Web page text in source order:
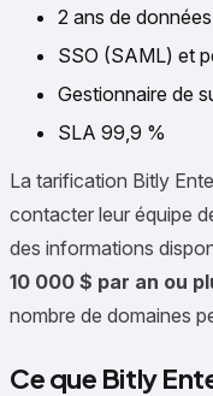
2 ans de
SSO (SAML) et
Gestionnaire de
SLA 99,9 %
La tarification Bitly
contacter leur équipe
des informations
10 000 $ par an ou
nombre de domaines
Ce que Bitly